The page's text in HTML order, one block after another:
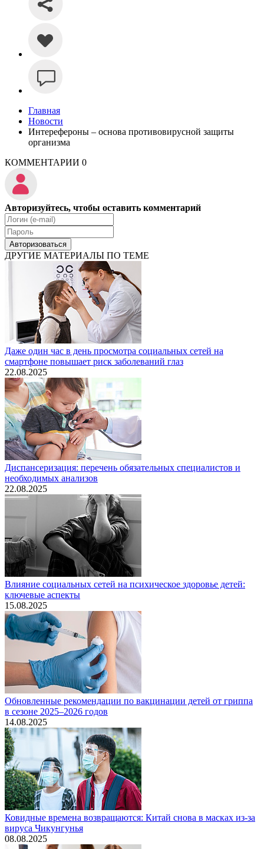
Главная
Новости
Интерефероны – основа противовирусной защиты
организма
КОММЕНТАРИИ 0
Авторизуйтесь, чтобы оставить комментарий
Авторизоваться
ДРУГИЕ МАТЕРИАЛЫ ПО ТЕМЕ
Даже один час в день просмотра социальных сетей на
смартфоне повышает риск заболеваний глаз
22.08.2025
Диспансеризация: перечень обязательных специалистов и
необходимых анализов
22.08.2025
Влияние социальных сетей на психическое здоровье детей:
ключевые аспекты
15.08.2025
Обновленные рекомендации по вакцинации детей от гриппа
в сезоне 2025–2026 годов
14.08.2025
Ковидные времена возвращаются: Китай снова в масках из-за
вируса Чикунгунья
08.08.2025